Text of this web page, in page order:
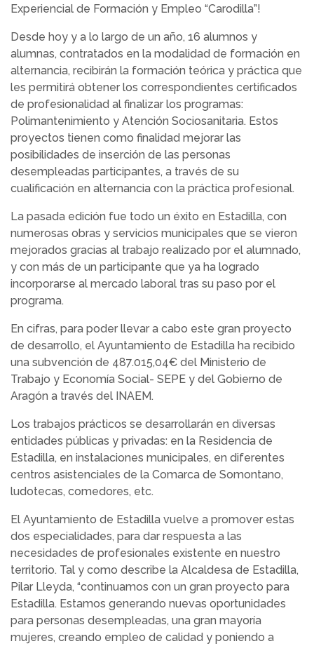
Experiencial de Formación y Empleo “Carodilla”!
Desde hoy y a lo largo de un año, 16 alumnos y
alumnas, contratados en la modalidad de formación en
alternancia, recibirán la formación teórica y práctica que
les permitirá obtener los correspondientes certificados
de profesionalidad al finalizar los programas:
Polimantenimiento y Atención Sociosanitaria. Estos
proyectos tienen como finalidad mejorar las
posibilidades de inserción de las personas
desempleadas participantes, a través de su
cualificación en alternancia con la práctica profesional.
La pasada edición fue todo un éxito en Estadilla, con
numerosas obras y servicios municipales que se vieron
mejorados gracias al trabajo realizado por el alumnado,
y con más de un participante que ya ha logrado
incorporarse al mercado laboral tras su paso por el
programa.
En cifras, para poder llevar a cabo este gran proyecto
de desarrollo, el Ayuntamiento de Estadilla ha recibido
una subvención de 487.015,04€ del Ministerio de
Trabajo y Economía Social- SEPE y del Gobierno de
Aragón a través del INAEM.
Los trabajos prácticos se desarrollarán en diversas
entidades públicas y privadas: en la Residencia de
Estadilla, en instalaciones municipales, en diferentes
centros asistenciales de la Comarca de Somontano,
ludotecas, comedores, etc.
El Ayuntamiento de Estadilla vuelve a promover estas
dos especialidades, para dar respuesta a las
necesidades de profesionales existente en nuestro
territorio. Tal y como describe la Alcaldesa de Estadilla,
Pilar Lleyda, “continuamos con un gran proyecto para
Estadilla. Estamos generando nuevas oportunidades
para personas desempleadas, una gran mayoría
mujeres, creando empleo de calidad y poniendo a